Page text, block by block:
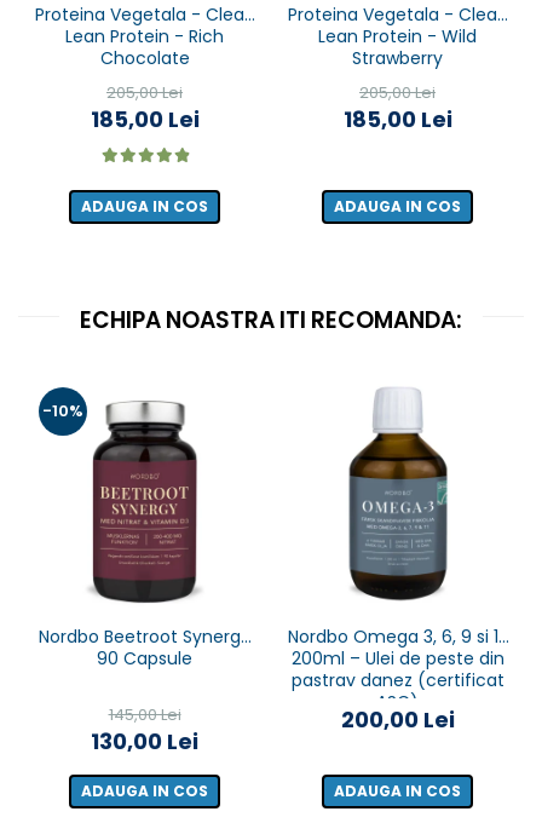
Proteina Vegetala - Clean
Lean Protein - Rich
Chocolate
205,00 Lei
185,00 Lei
ADAUGA IN COS
Proteina Vegetala - Clean
Lean Protein - Wild
Strawberry
205,00 Lei
185,00 Lei
ADAUGA IN COS
ECHIPA NOASTRA ITI RECOMANDA:
-10%
Nordbo Beetroot Synergy
90 Capsule
145,00 Lei
130,00 Lei
ADAUGA IN COS
Nordbo Omega 3, 6, 9 si 11,
200ml – Ulei de peste din
pastrav danez (certificat
ASC)
200,00 Lei
ADAUGA IN COS